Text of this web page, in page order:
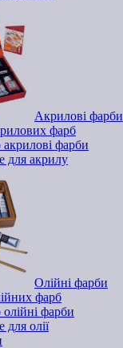
Акрилові фарби
фарб
фарби
для акрилу
Олійні фарби
фарб
фарби
олії